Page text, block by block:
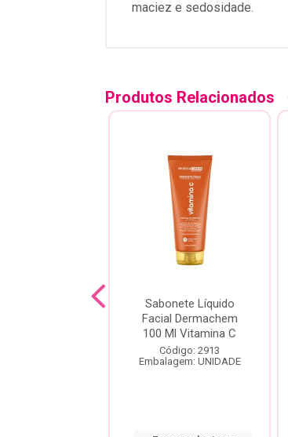
maciez e sedosidade.
Produtos Relacionados
Sabonete Líquido
Facial Dermachem
100 Ml Vitamina C
Código: 2913
Embalagem: UNIDADE